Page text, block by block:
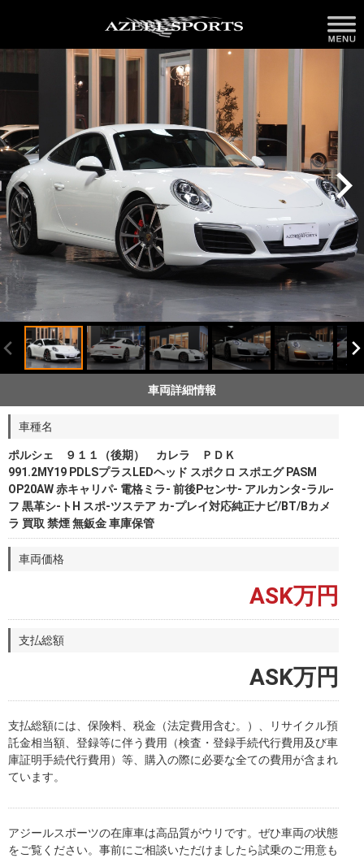
車両詳細情報
車種名
ポルシェ ９１１（後期） カレラ ＰＤＫ
991.2MY19 PDLSプラスLEDヘッド スポクロ スポエグ PASM
OP20AW 赤キャリパ- 電格ミラ- 前後Pセンサ- アルカンタ-ラル-
フ 黒革シ-トH スポ-ツステア カ-プレイ対応純正ナビ/BT/Bカメ
ラ 買取 禁煙 無鈑金 車庫保管
車両価格
ASK万円
支払総額
ASK万円
支払総額には、保険料、税金（法定費用含む。）、リサイクル預
託金相当額、登録等に伴う費用（検査・登録手続代行費用及び車
庫証明手続代行費用）等、購入の際に必要な全ての費用が含まれ
ています。
アジールスポーツの在庫車は高品質がウリです。ぜひ車両の状態
をご覧ください。事前にご相談いただけましたら試乗のご用意も